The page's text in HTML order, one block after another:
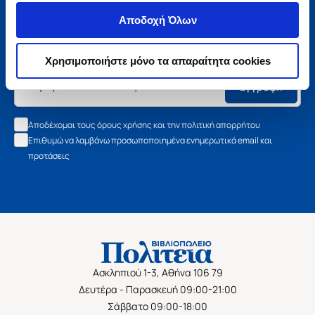
Αποδοχή Όλων
Χρησιμοποιήστε μόνο τα απαραίτητα cookies
Μάθετε τα νέα της Πολιτείας
Εγγραφείτε στο newsletter μας και μάθετε πρώτοι όλα τα
νέα βιβλία, τις εξαιρετικές τιμές και τις εκδηλώσεις μας.
Εγγραφή
Αποδέχομαι τους όρους χρήσης και την πολιτική απορρήτου
Επιθυμώ να λαμβάνω προσωποποιημένα ενημερωτικά email και
προτάσεις
Ασκληπιού 1-3, Αθήνα 106 79
Δευτέρα - Παρασκευή 09:00-21:00
Σάββατο 09:00-18:00